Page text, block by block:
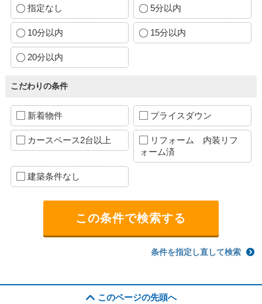
指定なし 5分以内
10分以内 15分以内
20分以内
こだわりの条件
新着物件 プライスダウン
カースペース2台以上
リフォーム 内装リフ
ォーム済
建築条件なし
条件を指定し直して検索
このページの先頭へ